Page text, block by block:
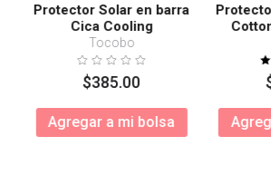
Protector Solar en barra
Cica Cooling
Tocobo
$385.00
Agregar a mi bolsa